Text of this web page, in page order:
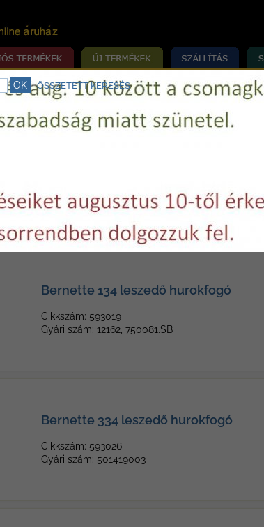
ÖSSZETETT KERESÉS
Telefon:+36 29 750977
E-mail:varrovilag@varrovilag.hu
Bernette 134 leszedő hurokfogó
Cikkszám: 593019
Gyári szám: 12162, 750081.SB
Bernette 334 leszedő hurokfogó
Cikkszám: 593026
Gyári szám: 501419003